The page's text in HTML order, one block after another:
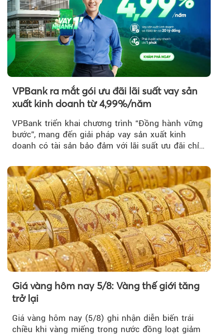
VPBank ra mắt gói ưu đãi lãi suất vay sản
xuất kinh doanh từ 4,99%/năm
VPBank triển khai chương trình “Đồng hành vững
bước”, mang đến giải pháp vay sản xuất kinh
doanh có tài sản bảo đảm với lãi suất ưu đãi chỉ
Giá vàng hôm nay 5/8: Vàng thế giới tăng
trở lại
Giá vàng hôm nay (5/8) ghi nhận diễn biến trái
chiều khi vàng miếng trong nước đồng loạt giảm